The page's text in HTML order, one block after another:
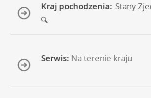
Kraj pochodzenia: Stany
Serwis: Na terenie kraju